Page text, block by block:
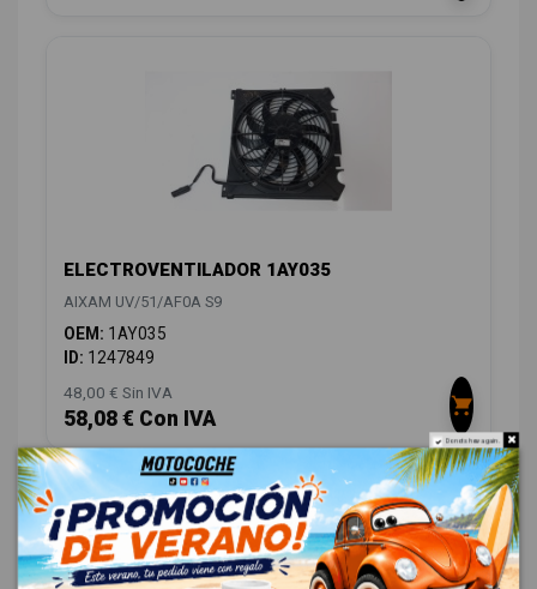
ELECTROVENTILADOR 1AY035
AIXAM UV/51/AF0A S9
OEM: 1AY035
ID: 1247849
48,00 € Sin IVA
58,08 € Con IVA
Do not show again.